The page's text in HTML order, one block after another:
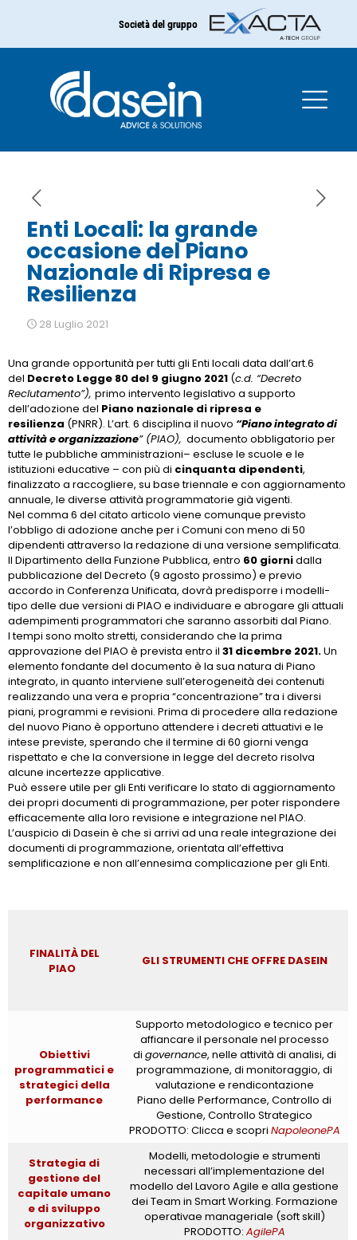
Società del gruppo
Enti Locali: la grande
occasione del Piano
Nazionale di Ripresa e
Resilienza
Enti Locali: la grande
occasione del Piano
Nazionale di Ripresa e
Resilienza
28 Luglio 2021
Una grande opportunità per tutti gli Enti locali data dall’art.6
del Decreto Legge 80 del 9 giugno 2021 (c.d. “Decreto
Reclutamento”), primo intervento legislativo a supporto
dell’adozione del Piano nazionale di ripresa e
resilienza (PNRR). L’art. 6 disciplina il nuovo “Piano integrato di
attività e organizzazione” (PIAO), documento obbligatorio per
tutte le pubbliche amministrazioni– escluse le scuole e le
istituzioni educative – con più di cinquanta dipendenti,
finalizzato a raccogliere, su base triennale e con aggiornamento
annuale, le diverse attività programmatorie già vigenti.
Nel comma 6 del citato articolo viene comunque previsto
l’obbligo di adozione anche per i Comuni con meno di 50
dipendenti attraverso la redazione di una versione semplificata.
Il Dipartimento della Funzione Pubblica, entro 60 giornidalla
pubblicazione del Decreto (9 agosto prossimo) e previo
accordo in Conferenza Unificata, dovrà predisporre i modelli-
tipo delle due versioni di PIAO e individuare e abrogare gli attuali
adempimenti programmatori che saranno assorbiti dal Piano.
I tempi sono molto stretti, considerando che la prima
approvazione del PIAO è prevista entro il 31 dicembre 2021.Un
elemento fondante del documento è la sua natura di Piano
integrato, in quanto interviene sull’eterogeneità dei contenuti
realizzando una vera e propria “concentrazione” tra i diversi
piani, programmi e revisioni. Prima di procedere alla redazione
del nuovo Piano è opportuno attendere i decreti attuativi e le
intese previste, sperando che il termine di 60 giorni venga
rispettato e che la conversione in legge del decreto risolva
alcune incertezze applicative.
Può essere utile per gli Enti verificare lo stato di aggiornamento
dei propri documenti di programmazione, per poter rispondere
efficacemente alla loro revisione e integrazione nel PIAO.
L’auspicio di Dasein è che si arrivi ad una reale integrazione dei
documenti di programmazione, orientata all’effettiva
semplificazione e non all’ennesima complicazione per gli Enti.
FINALITÀ DEL
PIAO
GLI STRUMENTI CHE OFFRE DASEIN
Obiettivi
programmatici e
strategici della
performance
Supporto metodologico e tecnico per
affiancare il personale nel processo
di governance, nelle attività di analisi, di
programmazione, di monitoraggio, di
valutazione e rendicontazione
Piano delle Performance, Controllo di
Gestione, Controllo Strategico
PRODOTTO: Clicca e scopri NapoleonePA
Strategia di
gestione del
capitale umano
e di sviluppo
organizzativo
Modelli, metodologie e strumenti
necessari all’implementazione del
modello del Lavoro Agile e alla gestione
dei Team in Smart Working. Formazione
operativae manageriale (soft skill)
PRODOTTO: AgilePA